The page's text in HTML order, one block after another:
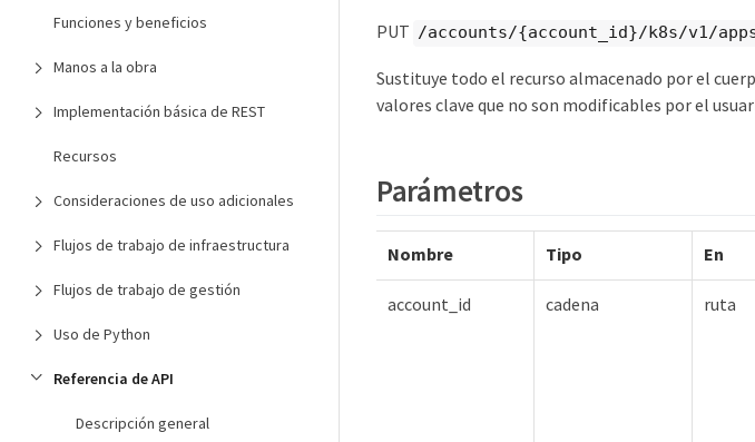
Funciones y beneficios
Manos a la obra
Implementación básica de REST
Recursos
Consideraciones de uso adicionales
Flujos de trabajo de infraestructura
Flujos de trabajo de gestión
Uso de Python
Referencia de API
Descripción general
PUT /accounts/{account_id}/k8s/v1/
Sustituye todo el recurso almacenado por el
valores clave que no son modificables por el
Parámetros
Nombre Tipo En
account_id cadena ruta